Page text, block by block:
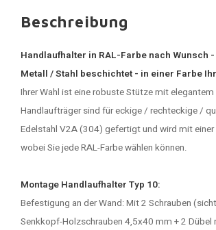
Beschreibung
Handlaufhalter in RAL-Farbe nach Wunsch
Metall / Stahl beschichtet - in einer Farbe
Ihrer Wahl ist eine robuste Stütze mit
Handlaufträger sind für eckige / rechteckige /
Edelstahl V2A (304) gefertigt und wird mit
wobei Sie jede RAL-Farbe wählen können.
Montage Handlaufhalter Typ 10:
Befestigung an der Wand: Mit 2 Schrauben
Senkkopf-Holzschrauben 4,5x40 mm + 2 Dübel